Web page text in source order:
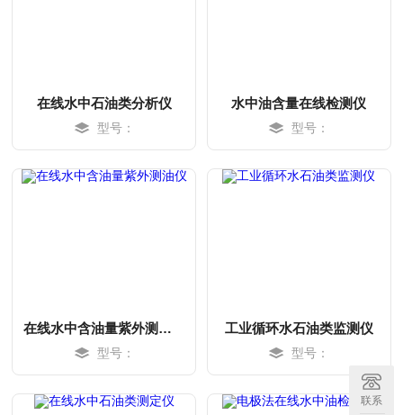
在线水中石油类分析仪
型号：
水中油含量在线检测仪
型号：
在线水中含油量紫外测油仪
型号：
工业循环水石油类监测仪
型号：
联系